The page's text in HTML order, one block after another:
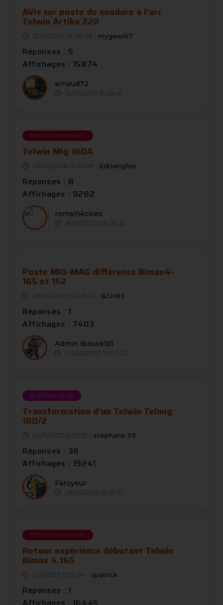
AVis sur poste de soudure à l'arc
Telwin Artika 220
12/05/2010 18:38:38 - mygwel67
Réponses : 5
Affichages : 15874
arnaud72
14/05/2010 19:28:41
RETOUR D'EXPÉRIENCE
Telwin Mig 180A
02/09/2016 13:45:09 - Edrivingfun
Réponses : 8
Affichages : 9282
romainkobes
18/10/2023 08:39:22
Poste MIG-MAG différence Bimax4-
165 et 152
28/04/2007 14:45:33 - BCH93
Réponses : 1
Affichages : 7403
Admin dusweld1
03/05/2007 10:03:02
QUESTION POSÉE
Transformation d’un Telwin Telmig
180/2
04/12/2012 12:25:57 - stephane 59
Réponses : 38
Affichages : 19241
Faroyeur
28/02/2015 10:37:21
RETOUR D'EXPÉRIENCE
Retour expérience débutant Telwin
Bimax 4.165
21/01/2011 19:15:44 - opatrick
Réponses : 1